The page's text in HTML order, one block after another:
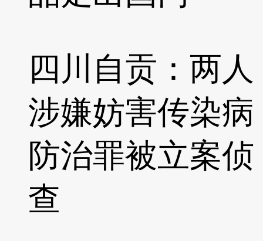
四川自贡：两人
涉嫌妨害传染病
防治罪被立案侦
查